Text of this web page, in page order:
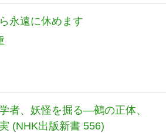
永遠に休めます
者、妖怪を掘る―鵺の正体、
(NHK出版新書 556)